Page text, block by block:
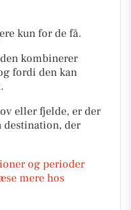
kun for de få.
kombinerer
fordi den kan
eller fjelde, er der
destination, der
og perioder
mere hos